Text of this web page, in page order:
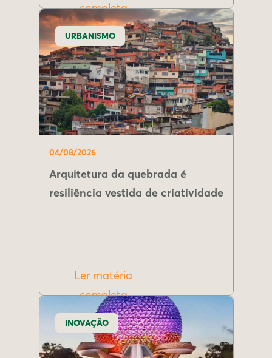
completa
URBANISMO
04/08/2026
Arquitetura da quebrada é
resiliência vestida de criatividade
Ler matéria
completa
INOVAÇÃO